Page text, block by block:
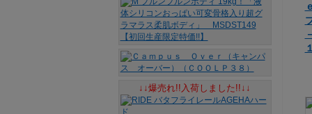
↓↓爆売れ!!入荷しました!!↓↓